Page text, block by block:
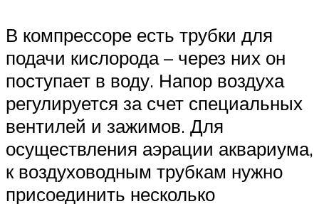
В компрессоре есть трубки для
подачи кислорода – через них он
поступает в воду. Напор воздуха
регулируется за счет специальных
вентилей и зажимов. Для
осуществления аэрации аквариума,
к воздуховодным трубкам нужно
присоединить несколько